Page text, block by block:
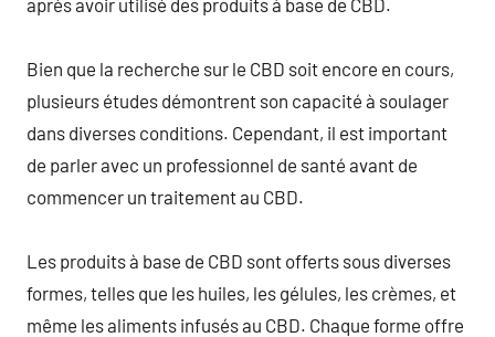
Bien que la recherche sur le CBD soit encore en cours,
plusieurs études démontrent son capacité à soulager
dans diverses conditions. Cependant, il est important
de parler avec un professionnel de santé avant de
commencer un traitement au CBD.
Les produits à base de CBD sont offerts sous diverses
formes, telles que les huiles, les gélules, les crèmes, et
même les aliments infusés au CBD. Chaque forme offre